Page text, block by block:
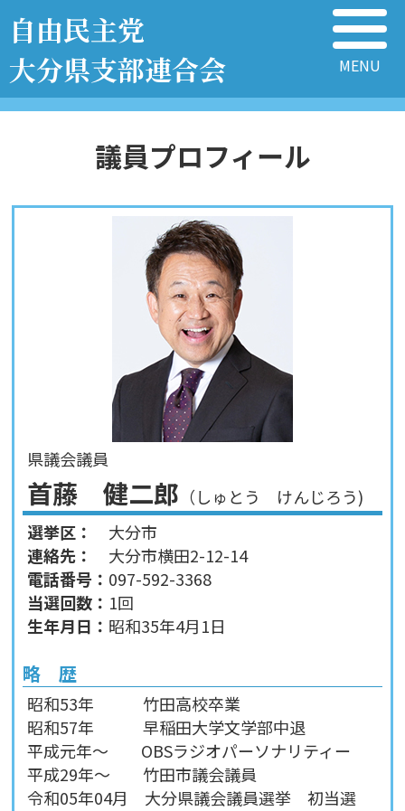
自由民主党
大分県支部連合会
議員プロフィール
県議会議員
首藤 健二郎 （しゅとう けんじろう)
選挙区：
大分市
連絡先：
大分市横田2-12-14
電話番号： 097-592-3368
当選回数： 1回
生年月日： 昭和35年4月1日
略 歴
昭和53年 竹田高校卒業
昭和57年 早稲田大学文学部中退
平成元年～ OBSラジオパーソナリティー
平成29年～ 竹田市議会議員
令和05年04月 大分県議会議員選挙 初当選